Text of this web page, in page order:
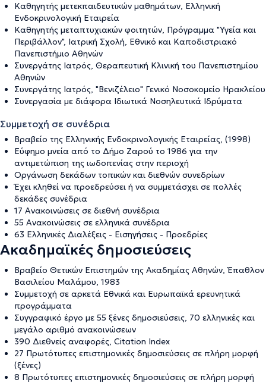
Καθηγητής μετεκπαιδευτικών μαθημάτων, Ελληνική
Ενδοκρινολογική Εταιρεία
Καθηγητής μεταπτυχιακών φοιτητών, Πρόγραμμα "Υγεία και
Περιβάλλον", Ιατρική Σχολή, Εθνικό και Καποδιστριακό
Πανεπιστήμιο Αθηνών
Συνεργάτης Ιατρός, Θεραπευτική Κλινική του Πανεπιστημίου
Αθηνών
Συνεργάτης Ιατρός, "Βενιζέλειο" Γενικό Νοσοκομείο Ηρακλείου
Συνεργασία με διάφορα Ιδιωτικά Νοσηλευτικά Ιδρύματα
Συμμετοχή σε συνέδρια
Βραβείο της Ελληνικής Ενδοκρινολογικής Εταιρείας, (1998)
Εύφημο μνεία από το Δήμο Ζαρού το 1986 για την
αντιμετώπιση της ιωδοπενίας στην περιοχή
Οργάνωση δεκάδων τοπικών και διεθνών συνεδρίων
Έχει κληθεί να προεδρεύσει ή να συμμετάσχει σε πολλές
δεκάδες συνέδρια
17 Ανακοινώσεις σε διεθνή συνέδρια
55 Ανακοινώσεις σε ελληνικά συνέδρια
63 Ελληνικές Διαλέξεις - Εισηγήσεις - Προεδρίες
Ακαδημαϊκές δημοσιεύσεις
Βραβείο Θετικών Επιστημών της Ακαδημίας Αθηνών, Έπαθλον
Βασιλείου Μαλάμου, 1983
Συμμετοχή σε αρκετά Εθνικά και Ευρωπαϊκά ερευνητικά
προγράμματα
Συγγραφικό έργο με 55 ξένες δημοσιεύσεις, 70 ελληνικές και
μεγάλο αριθμό ανακοινώσεων
390 Διεθνείς αναφορές, Citation Index
27 Πρωτότυπες επιστημονικές δημοσιεύσεις σε πλήρη μορφή
(ξένες)
8 Πρωτότυπες επιστημονικές δημοσιεύσεις σε πλήρη μορφή